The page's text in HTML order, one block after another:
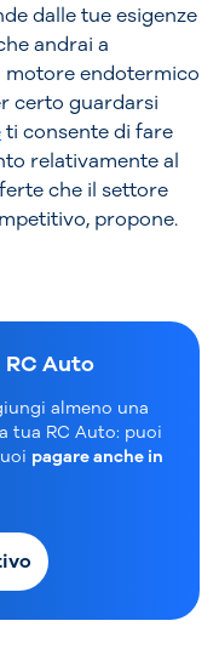
dalle tue esigenze
andrai a
motore endotermico
certo guardarsi
ti consente di fare
relativamente al
che il settore
propone.
Auto
almeno una
tua RC Auto: puoi
pagare anche in